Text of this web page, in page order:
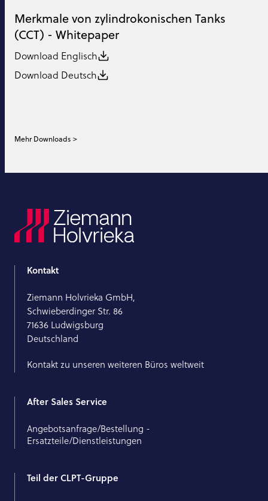
Merkmale von zylindrokonischen Tanks
(CCT) - Whitepaper
Download Englisch
Download Deutsch
Mehr Downloads
Kontakt
Ziemann Holvrieka GmbH,
Schwieberdinger Str. 86
71636 Ludwigsburg
Deutschland
Kontakt zu unseren weiteren Büros weltweit
After Sales Service
Angebotsanfrage/Bestellung -
Ersatzteile/Dienstleistungen
Teil der CLPT-Gruppe